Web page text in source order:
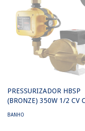
PRESSURIZADOR HBSP
(BRONZE) 350W 1/2 CV
BANHO